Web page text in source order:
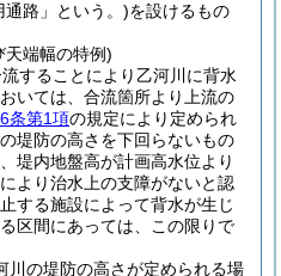
通路」という。)を設けるもの
天端幅の特例)
することにより乙河川に背水
いては、合流箇所より上流の
条第1項の規定により定められ
堤防の高さを下回らないもの
堤内地盤高が計画高水位より
より治水上の支障がないと認
する施設によって背水が生じ
区間にあっては、この限りで
川の堤防の高さが定められる場